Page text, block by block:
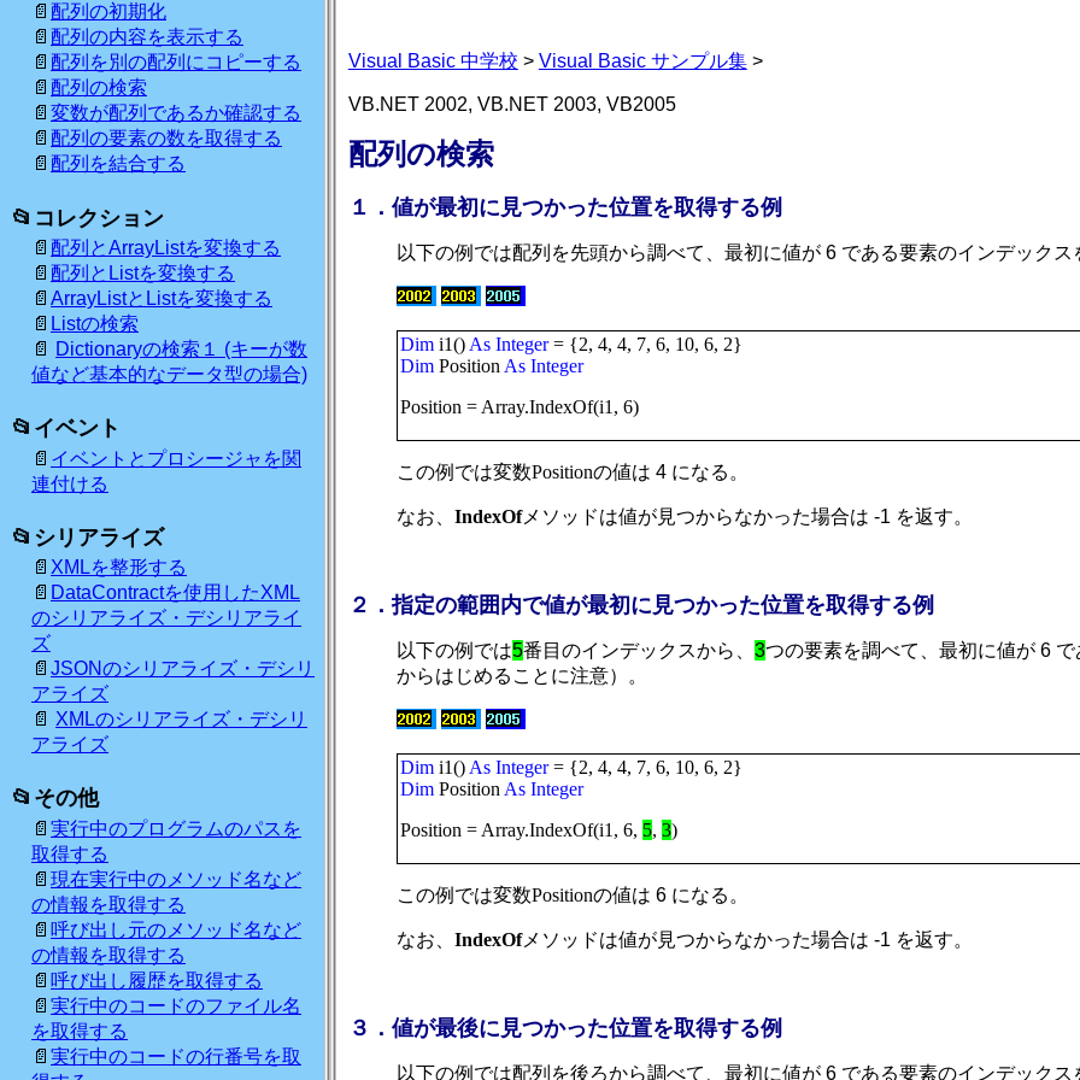
配列の初期化
配列の内容を表示する
配列を別の配列にコピーする
配列の検索
変数が配列であるか確認する
配列の要素の数を取得する
配列を結合する
コレクション
配列とArrayListを変換する
配列とListを変換する
ArrayListとListを変換する
Listの検索
Dictionaryの検索１ (キーが数
値など基本的なデータ型の場合)
イベント
イベントとプロシージャを関
連付ける
シリアライズ
XMLを整形する
DataContractを使用したXML
のシリアライズ・デシリアライ
ズ
JSONのシリアライズ・デシリ
アライズ
XMLのシリアライズ・デシリ
アライズ
その他
実行中のプログラムのパスを
取得する
現在実行中のメソッド名など
の情報を取得する
呼び出し元のメソッド名など
の情報を取得する
呼び出し履歴を取得する
実行中のコードのファイル名
を取得する
実行中のコードの行番号を取
Visual Basic 中学校 > Visual Basic サンプル集>
VB.NET 2002, VB.NET 2003, VB2005
配列の検索
１．値が最初に見つかった位置を取得する例
以下の例では配列を先頭から調べて、最初に値が 6 である要素のインデックス
Dimi1() As Integer= {2, 4, 4, 7, 6, 10, 6, 2}
DimPosition As Integer
Position = Array.IndexOf(i1, 6)
この例では変数Positionの値は 4 になる。
なお、 IndexOfメソッドは値が見つからなかった場合は -1 を返す。
２．指定の範囲内で値が最初に見つかった位置を取得する例
以下の例では5番目のインデックスから、 3つの要素を調べて、最初に値が 6
からはじめることに注意）。
Dimi1() As Integer= {2, 4, 4, 7, 6, 10, 6, 2}
DimPosition As Integer
Position = Array.IndexOf(i1, 6, 5, 3)
この例では変数Positionの値は 6 になる。
なお、 IndexOfメソッドは値が見つからなかった場合は -1 を返す。
３ ．値が最後に見つかった位置を取得する例
以下の例では配列を後ろから調べて、最初に値が 6 である要素のインデックス